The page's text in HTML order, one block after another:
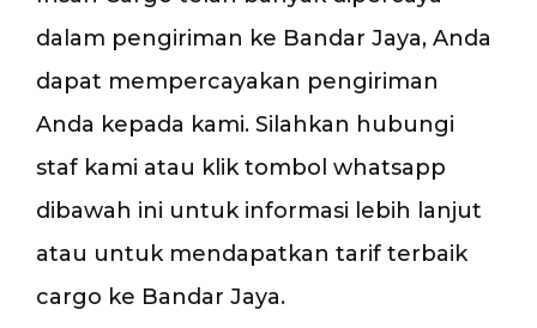
dalam pengiriman ke Bandar Jaya, Anda
dapat mempercayakan pengiriman
Anda kepada kami. Silahkan hubungi
staf kami atau klik tombol whatsapp
dibawah ini untuk informasi lebih lanjut
atau untuk mendapatkan tarif terbaik
cargo ke Bandar Jaya.